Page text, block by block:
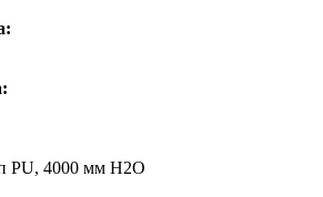
PU, 4000 мм H2O